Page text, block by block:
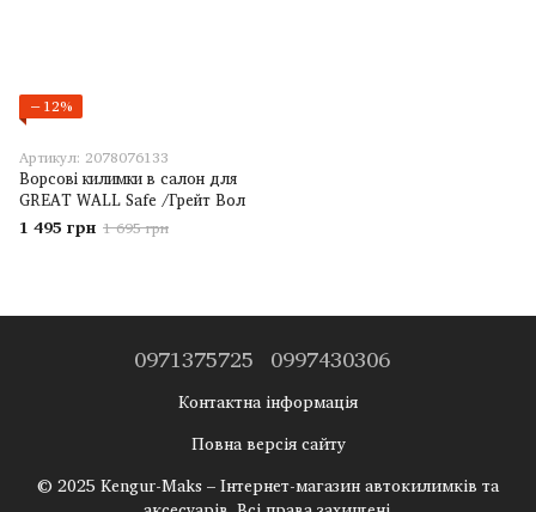
−12%
Артикул: 2078076133
Ворсові килимки в салон для
GREAT WALL Safe /Грейт Вол
1 495 грн 1 695 грн
0971375725 0997430306
Контактна інформація
Повна версія сайту
© 2025 Kengur-Maks – Інтернет-магазин автокилимків та